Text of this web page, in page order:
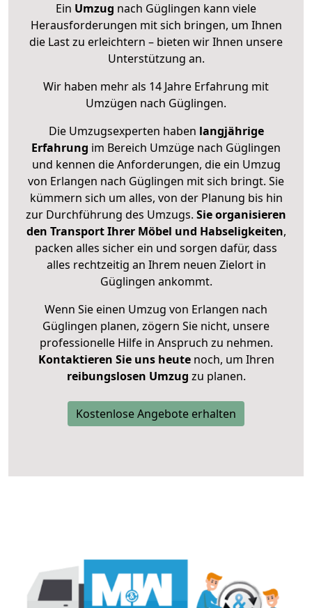
Ein Umzug nach Güglingen kann viele
Herausforderungen mit sich bringen, um Ihnen
die Last zu erleichtern – bieten wir Ihnen unsere
Unterstützung an.
Wir haben mehr als 14 Jahre Erfahrung mit
Umzügen nach Güglingen.
Die Umzugsexperten haben langjährige
Erfahrung im Bereich Umzüge nach Güglingen
und kennen die Anforderungen, die ein Umzug
von Erlangen nach Güglingen mit sich bringt. Sie
kümmern sich um alles, von der Planung bis hin
zur Durchführung des Umzugs. Sie organisieren
den Transport Ihrer Möbel und Habseligkeiten,
packen alles sicher ein und sorgen dafür, dass
alles rechtzeitig an Ihrem neuen Zielort in
Güglingen ankommt.
Wenn Sie einen Umzug von Erlangen nach
Güglingen planen, zögern Sie nicht, unsere
professionelle Hilfe in Anspruch zu nehmen.
Kontaktieren Sie uns heutenoch, um Ihren
reibungslosen Umzug zu planen.
Kostenlose Angebote erhalten